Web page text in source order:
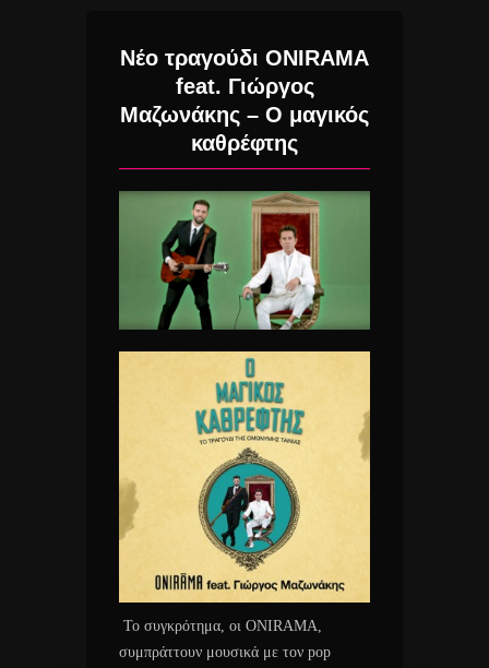
Νέο τραγούδι ONIRAMA
feat. Γιώργος
Μαζωνάκης – Ο μαγικός
καθρέφτης
Το συγκρότημα, οι ONIRAMA,
συμπράττουν μουσικά με τον pop